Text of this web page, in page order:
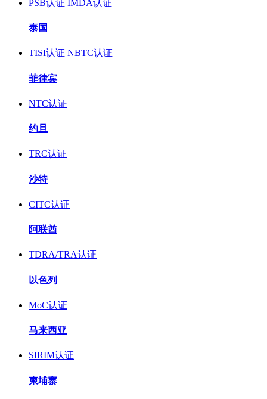
PSB认证 IMDA认证
泰国
TISI认证 NBTC认证
菲律宾
NTC认证
约旦
TRC认证
沙特
CITC认证
阿联酋
TDRA/TRA认证
以色列
MoC认证
马来西亚
SIRIM认证
柬埔寨